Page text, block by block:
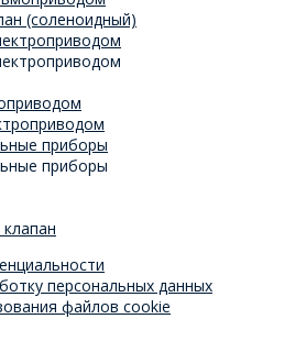
(соленоидный)
приборы
приборы
персональных данных
файлов cookie